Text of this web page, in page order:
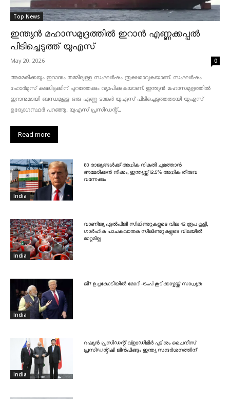
Top News
ഇന്ത്യൻ മഹാസമുദ്രത്തിൽ ഇറാൻ എണ്ണക്കപ്പൽ
പിടിച്ചെടുത്ത് യുഎസ്
May 20, 2026 0
അമേരിക്കയും ഇറാനും തമ്മിലുള്ള സംഘർഷം രൂക്ഷമാവുകയാണ്. സംഘർഷം
ഹോർമുസ് കടലിടുക്കിന് പുറത്തേക്കും വ്യാപിക്കുകയാണ്. ഇന്ത്യൻ മഹാസമുദ്രത്തിൽ
ഇറാനുമായി ബന്ധമുള്ള ഒരു എണ്ണ ടാങ്കർ യുഎസ് പിടിച്ചെടുത്തതായി യുഎസ്
ഉദ്യോഗസ്ഥർ പറഞ്ഞു. യുഎസ് പ്രസിഡന്റ്...
Read more
India
60 രാജ്യങ്ങൾക്ക് അധിക നികുതി ചുമത്താൻ
അമേരിക്കൻ നീക്കം, ഇന്ത്യയ്ക്ക് 12.5% അധിക തീരുവ
വന്നേക്കും
India
വാണിജ്യ എൽപിജി സിലിണ്ടറുകളുടെ വില 42 രൂപ കൂട്ടി,
ഗാർഹിക പാചകവാതക സിലിണ്ടറുകളുടെ വിലയിൽ
മാറ്റമില്ല
India
ജി7 ഉച്ചകോടിയിൽ മോദി-ട്രംപ് കൂടിക്കാഴ്ചയ്ക്ക് സാധ്യത
India
റഷ്യൻ പ്രസിഡന്റ് വ്‌ളാഡിമിർ പുടിനും ചൈനീസ്
പ്രസിഡന്റ്ഷി ജിൻപിങ്ങും ഇന്ത്യ സന്ദർശനത്തിന്